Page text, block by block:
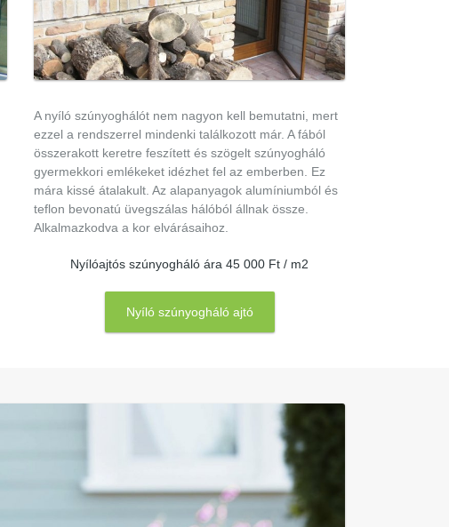
A nyíló szúnyoghálót nem nagyon kell bemutatni, mert
ezzel a rendszerrel mindenki találkozott már. A fából
összerakott keretre feszített és szögelt szúnyogháló
gyermekkori emlékeket idézhet fel az emberben. Ez
mára kissé átalakult. Az alapanyagok alumíniumból és
teflon bevonatú üvegszálas hálóból állnak össze.
Alkalmazkodva a kor elvárásaihoz.
Nyílóajtós szúnyogháló ára 45 000 Ft / m2
Nyíló szúnyogháló ajtó